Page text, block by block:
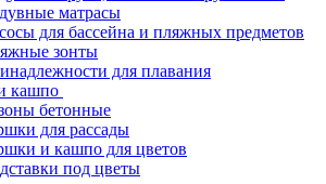
матрасы
для бассейна и пляжных предметов
зонты
для плавания
кашпо
бетонные
для рассады
и кашпо для цветов
под цветы